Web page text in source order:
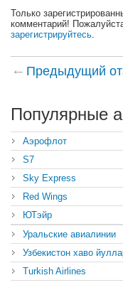
Только
комментарий!
зарегистрируйтесь.
Предыдущий
Популярные
Аэрофлот
S7
Sky Express
Red Wings
ЮТэйр
Уральские авиалинии
Узбекистон хаво
Turkish Airlines